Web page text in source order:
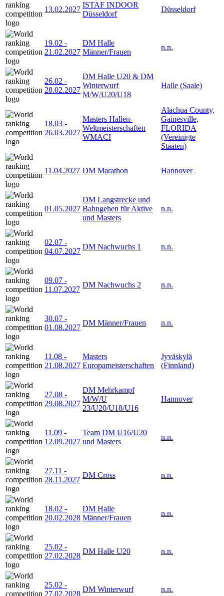
13.02.2027
ISTAF INDOOR
Düsseldorf
Düsseldorf
19.02 -
21.02.2027
DM Halle
Männer/Frauen
n.n.
26.02 -
28.02.2027
DM Halle U20 & DM
Winterwurf
M/W/U20/U18
Halle (Saale)
18.03 -
26.03.2027
Masters Hallen-
Weltmeisterschaften
WMACI
Alachua County,
Gainesville,
FLORIDA
(Vereinigte
Staaten)
11.04.2027 DM Marathon Hannover
01.05.2027
DM Langstrecke und
Bahngehen für Aktive
und Masters
n.n.
02.07 -
04.07.2027
DM Nachwuchs 1 n.n.
09.07 -
11.07.2027
DM Nachwuchs 2 n.n.
30.07 -
01.08.2027
DM Männer/Frauen n.n.
11.08 -
21.08.2027
Masters
Europameisterschaften
Jyväskylä
(Finnland)
27.08 -
29.08.2027
DM Mehrkampf
M/W/U
23/U20/U18/U16
Hannover
11.09 -
12.09.2027
Team DM U16/U20
und Masters
n.n.
27.11 -
28.11.2027
DM Cross n.n.
18.02 -
20.02.2028
DM Halle
Männer/Frauen
n.n.
25.02 -
27.02.2028
DM Halle U20 n.n.
25.02 -
27.02.2028
DM Winterwurf n.n.